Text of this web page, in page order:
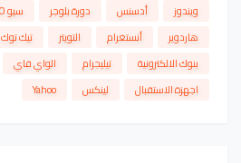
ويندوز
أدسنس دورة بلوجر سيو SEO
هاردوير
أنستغرام التويتر تيك توك
بنوك الالكترونية
تيليجرام الواي فاي
اجهزة الاستقبال
لينكس Yahoo